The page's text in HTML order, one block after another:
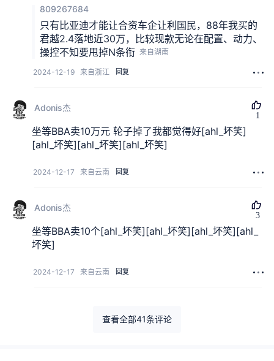
809267684
只有比亚迪才能让合资车企让利国民，88年我买的
君越2.4落地近30万，比较现款无论在配置、动力、
操控不知要甩掉N条衔 来自湖南
2024-12-19 来自浙江 回复
Adonis杰
1
坐等BBA卖10万元 轮子掉了我都觉得好[ahl_坏笑]
[ahl_坏笑][ahl_坏笑][ahl_坏笑]
2024-12-17 来自云南 回复
Adonis杰
3
坐等BBA卖10个[ahl_坏笑][ahl_坏笑][ahl_坏笑][ahl_
坏笑]
2024-12-17 来自云南 回复
查看全部41条评论